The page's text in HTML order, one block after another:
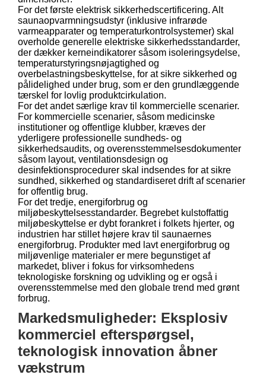
For det første elektrisk sikkerhedscertificering. Alt
saunaopvarmningsudstyr (inklusive infrarøde
varmeapparater og temperaturkontrolsystemer) skal
overholde generelle elektriske sikkerhedsstandarder,
der dækker kerneindikatorer såsom isoleringsydelse,
temperaturstyringsnøjagtighed og
overbelastningsbeskyttelse, for at sikre sikkerhed og
pålidelighed under brug, som er den grundlæggende
tærskel for lovlig produktcirkulation.
For det andet særlige krav til kommercielle scenarier.
For kommercielle scenarier, såsom medicinske
institutioner og offentlige klubber, kræves der
yderligere professionelle sundheds- og
sikkerhedsaudits, og overensstemmelsesdokumenter
såsom layout, ventilationsdesign og
desinfektionsprocedurer skal indsendes for at sikre
sundhed, sikkerhed og standardiseret drift af scenarier
for offentlig brug.
For det tredje, energiforbrug og
miljøbeskyttelsesstandarder. Begrebet kulstoffattig
miljøbeskyttelse er dybt forankret i folkets hjerter, og
industrien har stillet højere krav til saunaernes
energiforbrug. Produkter med lavt energiforbrug og
miljøvenlige materialer er mere begunstiget af
markedet, bliver i fokus for virksomhedens
teknologiske forskning og udvikling og er også i
overensstemmelse med den globale trend med grønt
forbrug.
Markedsmuligheder: Eksplosiv
kommerciel efterspørgsel,
teknologisk innovation åbner
vækstrum